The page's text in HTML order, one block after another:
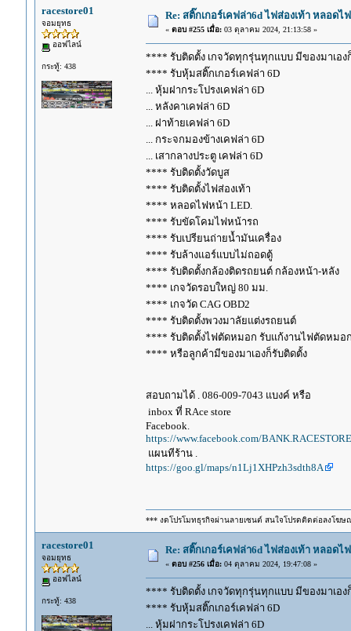
racestore01
จอมยุทธ
ออฟไลน์
กระทู้: 438
Re: สติ๊กเกอร์เคฟล่า6d ไฟส่องเท้า หลอด
« ตอบ #255 เมื่อ:03 ตุลาคม 2024, 21:13:58 »
**** รับติดตั้ง เกจวัดทุกรุ่นทุกแบบ มีของมาเอง
**** รับหุ้มสติ๊กเกอร์เคฟล่า 6D
... หุ้มฝากระโปรงเคฟล่า 6D
... หลังคาเคฟล่า 6D
... ฝาท้ายเคฟล่า 6D
... กระจกมองข้างเคฟล่า 6D
... เสากลางประตู เคฟล่า 6D
**** รับติดตั้งวัดบูส
**** รับติดตั้งไฟส่องเท้า
**** หลอดไฟหน้า LED.
**** รับขัดโคมไฟหน้ารถ
**** รับเปรียนถ่ายน้ำมันเครื่อง
**** รับล้างแอร์แบบไม่ถอดตู้
**** รับติดตั้งกล้องติดรถยนต์ กล้องหน้า-หลัง
**** เกจวัดรอบใหญ่ 80 มม.
**** เกจวัด CAG OBD2
**** รับติดตั้งพวงมาลัยแต่งรถยนต์
**** รับติดตั้งไฟตัดหมอก รับแก้งานไฟตัดหมอ
**** หรือลูกค้ามีของมาเองก็รับติดตั้ง
สอบถามได้ . 086-009-7043 แบงค์ หรือ
inbox ที่ RAce store
Facebook.
https://www.facebook.com/
แผนทีร้าน .
https://goo.gl/maps/n1Lj1XHPzh3sdth8A
*** งดโปรโมทธุรกิจผ่านลายเซนต์ สนใจโปรดติดต่อลงโฆษ
racestore01
จอมยุทธ
ออฟไลน์
กระทู้: 438
Re: สติ๊กเกอร์เคฟล่า6d ไฟส่องเท้า หลอด
« ตอบ #256 เมื่อ:04 ตุลาคม 2024, 19:47:08 »
**** รับติดตั้ง เกจวัดทุกรุ่นทุกแบบ มีของมาเอง
**** รับหุ้มสติ๊กเกอร์เคฟล่า 6D
... หุ้มฝากระโปรงเคฟล่า 6D